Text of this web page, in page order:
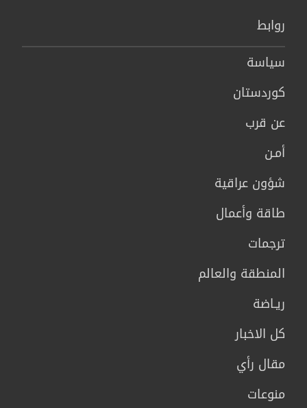
روابط
سیاسة
كوردستان
عن قرب
أمـن
شؤون عراقية
طاقة وأعمال
ترجمات
المنطقة والعالم
ريـاضة
كل الاخبار
مقال رأي
منوعات